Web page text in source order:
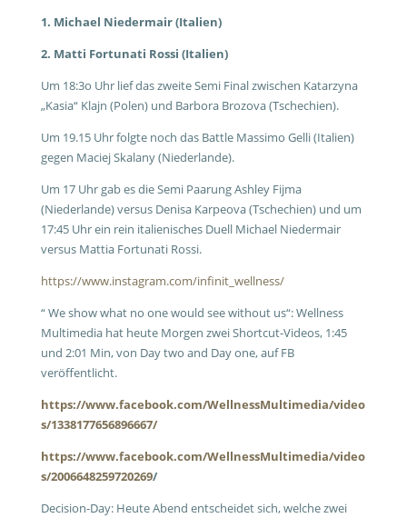
1. Michael Niedermair (Italien)
2. Matti Fortunati Rossi (Italien)
Um 18:3o Uhr lief das zweite Semi Final zwischen Katarzyna
„Kasia“ Klajn (Polen) und Barbora Brozova (Tschechien).
Um 19.15 Uhr folgte noch das Battle Massimo Gelli (Italien)
gegen Maciej Skalany (Niederlande).
Um 17 Uhr gab es die Semi Paarung Ashley Fijma
(Niederlande) versus Denisa Karpeova (Tschechien) und um
17:45 Uhr ein rein italienisches Duell Michael Niedermair
versus Mattia Fortunati Rossi.
https://www.instagram.com/infinit_wellness/
“ We show what no one would see without us“: Wellness
Multimedia hat heute Morgen zwei Shortcut-Videos, 1:45
und 2:01 Min, von Day two and Day one, auf FB
veröffentlicht.
https://www.facebook.com/WellnessMultimedia/video
s/1338177656896667/
https://www.facebook.com/WellnessMultimedia/video
s/2006648259720269/
Decision-Day: Heute Abend entscheidet sich, welche zwei